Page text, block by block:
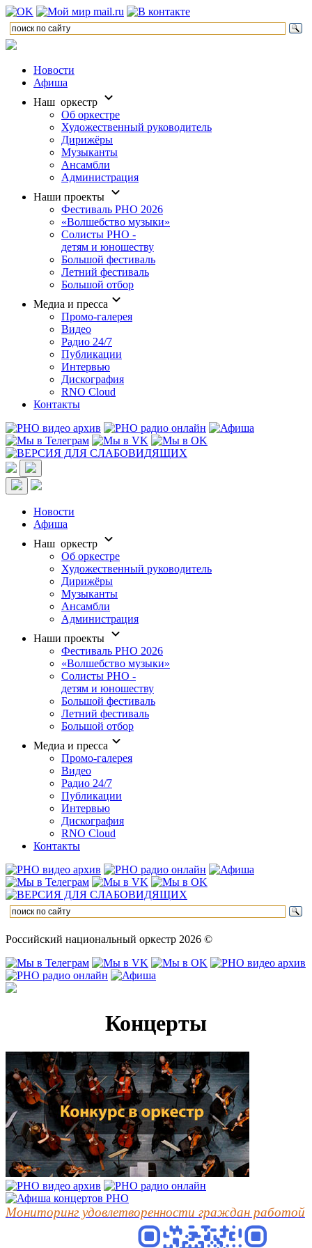
Новости
Афиша
Наш оркестр
Об оркестре
Художественный руководитель
Дирижёры
Музыканты
Ансамбли
Администрация
Наши проекты
Фестиваль РНО 2026
«Волшебство музыки»
Солисты РНО -
детям и юношеству
Большой фестиваль
Летний фестиваль
Большой отбор
Медиа и пресса
Промо-галерея
Видео
Радио 24/7
Публикации
Интервью
Дискография
RNO Cloud
Контакты
Новости
Афиша
Наш оркестр
Об оркестре
Художественный руководитель
Дирижёры
Музыканты
Ансамбли
Администрация
Наши проекты
Фестиваль РНО 2026
«Волшебство музыки»
Солисты РНО -
детям и юношеству
Большой фестиваль
Летний фестиваль
Большой отбор
Медиа и пресса
Промо-галерея
Видео
Радио 24/7
Публикации
Интервью
Дискография
RNO Cloud
Контакты
Российский национальный оркестр 2026 ©
Концерты
Мониторинг удовлетворенности граждан работой